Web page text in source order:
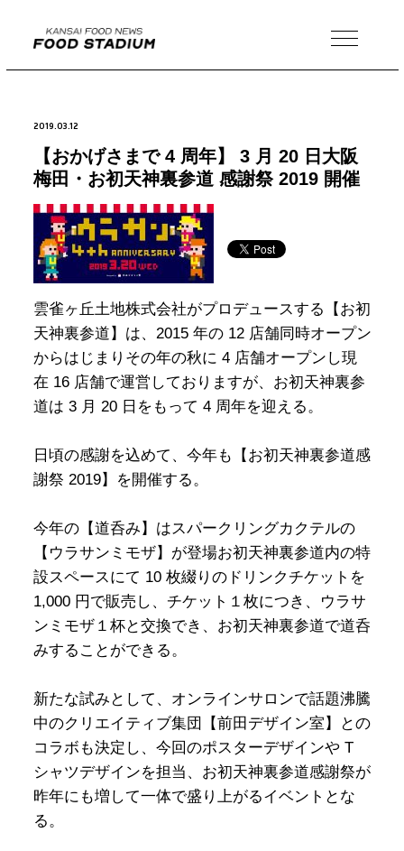
MENU
2019.03.12
【おかげさまで 4 周年】 3 月 20 日大阪
梅田・お初天神裏参道 感謝祭 2019 開催
雲雀ヶ丘土地株式会社がプロデュースする【お初
天神裏参道】は、2015 年の 12 店舗同時オープン
からはじまりその年の秋に 4 店舗オープンし現
在 16 店舗で運営しておりますが、お初天神裏参
道は 3 月 20 日をもって 4 周年を迎える。
日頃の感謝を込めて、今年も【お初天神裏参道感
謝祭 2019】を開催する。
今年の【道呑み】はスパークリングカクテルの
【ウラサンミモザ】が登場お初天神裏参道内の特
設スペースにて 10 枚綴りのドリンクチケットを
1,000 円で販売し、チケット１枚につき、ウラサ
ンミモザ１杯と交換でき、お初天神裏参道で道呑
みすることができる。
新たな試みとして、オンラインサロンで話題沸騰
中のクリエイティブ集団【前田デザイン室】との
コラボも決定し、今回のポスターデザインや T
シャツデザインを担当、お初天神裏参道感謝祭が
昨年にも増して一体で盛り上がるイベントとな
る。